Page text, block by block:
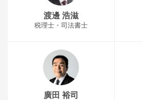
渡邊 浩滋
税理士・司法書士
廣田 裕司